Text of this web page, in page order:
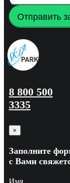
Отправить
8 800 500
3335
×
Заполните
с Вами